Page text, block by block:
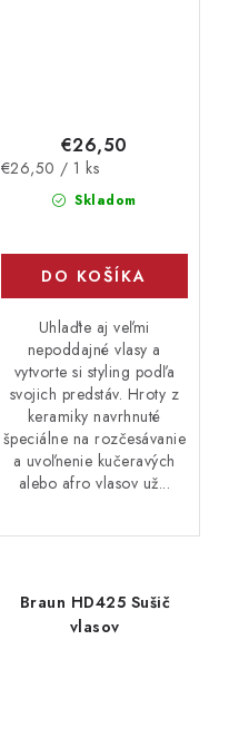
Skladom
€26,50
Jednotková
€26,50 / 1 ks
DO KOŠÍKA
Uhlaďte aj veľmi
nepoddajné vlasy a
vytvorte si styling podľa
svojich predstáv. Hroty z
keramiky navrhnuté
špeciálne na rozčesávanie
a uvoľnenie kučeravých
alebo afro vlasov už...
Braun HD425 Sušič
vlasov